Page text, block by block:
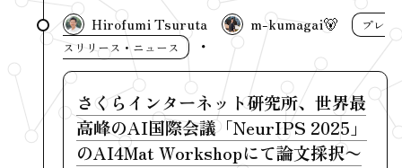
Hirofumi Tsuruta m-kumagai🐻
プレ
スリリース・ニュース
さくらインターネット研究所、世界最
高峰のAI国際会議「NeurIPS 2025」
のAI4Mat Workshopにて論文採択〜